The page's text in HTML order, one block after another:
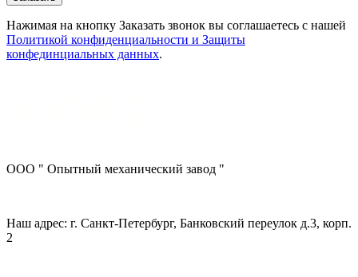
Нажимая на кнопку Заказать звонок вы соглашаетесь с нашей
Политикой конфиденциальности и Защиты
конфединциальных данных.
ООО " Опытный механический завод "
Наш адрес: г. Санкт-Петербург, Банковский переулок д.3, корп.
2